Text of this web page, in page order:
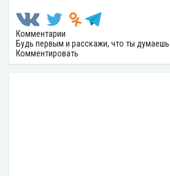
Комментарии
Будь первым и расскажи, что ты
Комментировать